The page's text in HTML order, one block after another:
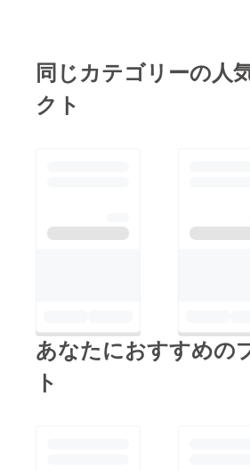
同じカテゴリーの人
クト
あなたにおすすめの
ト